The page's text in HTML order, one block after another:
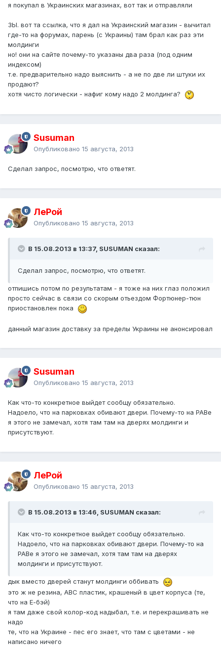
я покупал в Украинских магазинах, вот так и отправляли
ЗЫ. вот та ссылка, что я дал на Украинский магазин - вычитал
где-то на форумах, парень (с Украины) там брал как раз эти
молдинги
но! они на сайте почему-то указаны два раза (под одним
индексом)
т.е. предварительно надо выяснить - а не по две ли штуки их
продают?
хотя чисто логически - нафиг кому надо 2 молдинга?
Susuman
Опубликовано 15 августа, 2013
Сделал запрос, посмотрю, что ответят.
ЛеРой
Опубликовано 15 августа, 2013
В 15.08.2013 в 13:37, SUSUMAN сказал:
Сделал запрос, посмотрю, что ответят.
отпишись потом по результатам - я тоже на них глаз положил
просто сейчас в связи со скорым отьездом Фортюнер-тюн
приостановлен пока
данный магазин доставку за пределы Украины не анонсировал
Susuman
Опубликовано 15 августа, 2013
Как что-то конкретное выйдет сообщу обязательно.
Надоело, что на парковках обивают двери. Почему-то на РАВе
я этого не замечал, хотя там там на дверях молдинги и
присутствуют.
ЛеРой
Опубликовано 15 августа, 2013
В 15.08.2013 в 13:46, SUSUMAN сказал:
Как что-то конкретное выйдет сообщу обязательно.
Надоело, что на парковках обивают двери. Почему-то на
РАВе я этого не замечал, хотя там там на дверях
молдинги и присутствуют.
дык вместо дверей станут молдинги оббивать
это ж не резина, АВС пластик, крашеный в цвет корпуса (те,
что на Е-бэй)
я там даже свой колор-код надыбал, т.е. и перекрашивать не
надо
те, что на Украине - пес его знает, что там с цветами - не
написано ничего